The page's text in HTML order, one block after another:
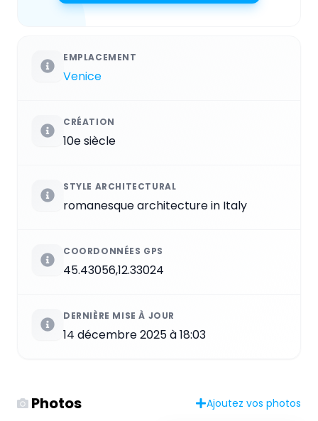
EMPLACEMENT
Venice
CRÉATION
10e siècle
STYLE ARCHITECTURAL
romanesque architecture in Italy
COORDONNÉES GPS
45.43056,12.33024
DERNIÈRE MISE À JOUR
14 décembre 2025 à 18:03
Photos Ajoutez vos photos